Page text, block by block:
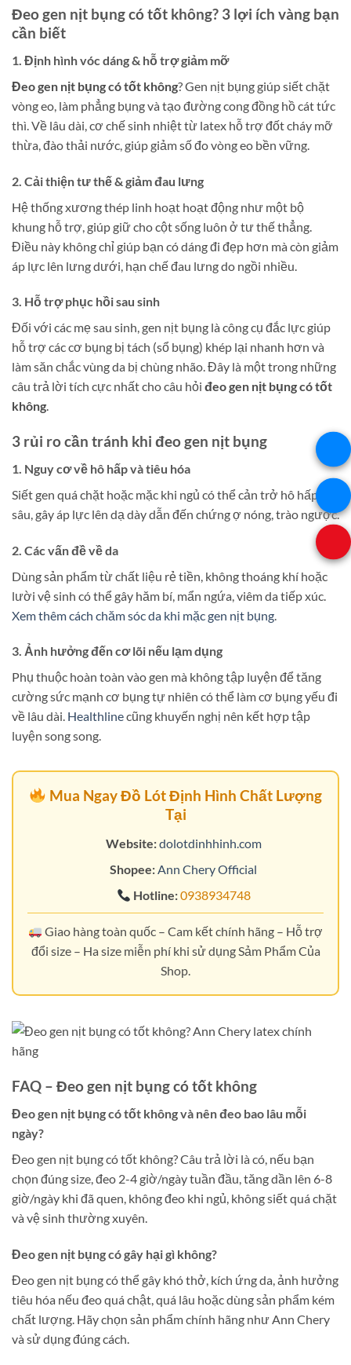
Đeo gen nịt bụng có tốt không? 3 lợi ích vàng bạn
cần biết
1. Định hình vóc dáng & hỗ trợ giảm mỡ
Đeo gen nịt bụng có tốt không? Gen nịt bụng giúp siết chặt
vòng eo, làm phẳng bụng và tạo đường cong đồng hồ cát tức
thì. Về lâu dài, cơ chế sinh nhiệt từ latex hỗ trợ đốt cháy mỡ
thừa, đào thải nước, giúp giảm số đo vòng eo bền vững.
2. Cải thiện tư thế & giảm đau lưng
Hệ thống xương thép linh hoạt hoạt động như một bộ
khung hỗ trợ, giúp giữ cho cột sống luôn ở tư thế thẳng.
Điều này không chỉ giúp bạn có dáng đi đẹp hơn mà còn giảm
áp lực lên lưng dưới, hạn chế đau lưng do ngồi nhiều.
3. Hỗ trợ phục hồi sau sinh
Đối với các mẹ sau sinh, gen nịt bụng là công cụ đắc lực giúp
hỗ trợ các cơ bụng bị tách (sổ bụng) khép lại nhanh hơn và
làm săn chắc vùng da bị chùng nhão. Đây là một trong những
câu trả lời tích cực nhất cho câu hỏi đeo gen nịt bụng có tốt
không.
3 rủi ro cần tránh khi đeo gen nịt bụng
1. Nguy cơ về hô hấp và tiêu hóa
Siết gen quá chặt hoặc mặc khi ngủ có thể cản trở hô hấp
sâu, gây áp lực lên dạ dày dẫn đến chứng ợ nóng, trào ngược.
2. Các vấn đề về da
Dùng sản phẩm từ chất liệu rẻ tiền, không thoáng khí hoặc
lười vệ sinh có thể gây hăm bí, mẩn ngứa, viêm da tiếp xúc.
Xem thêm cách chăm sóc da khi mặc gen nịt bụng
3. Ảnh hưởng đến cơ lõi nếu lạm dụng
Phụ thuộc hoàn toàn vào gen mà không tập luyện để tăng
cường sức mạnh cơ bụng tự nhiên có thể làm cơ bụng yếu đi
về lâu dài. Healthlinecũng khuyến nghị nên kết hợp tập
luyện song song.
Mua Ngay Đồ Lót Định Hình Chất Lượng
Tại
Website:dolotdinhhinh.com
Shopee:Ann Chery Official
Hotline:0938934748
Giao hàng toàn quốc – Cam kết chính hãng – Hỗ trợ
đổi size – Ha size miễn phí khi sử dụng Sảm Phẩm Của
Shop.
FAQ – Đeo gen nịt bụng có tốt không
Đeo gen nịt bụng có tốt không và nên đeo bao lâu mỗi
ngày?
Đeo gen nịt bụng có tốt không? Câu trả lời là có, nếu bạn
chọn đúng size, đeo 2-4 giờ/ngày tuần đầu, tăng dần lên 6-8
giờ/ngày khi đã quen, không đeo khi ngủ, không siết quá chặt
và vệ sinh thường xuyên.
Đeo gen nịt bụng có gây hại gì không?
Đeo gen nịt bụng có thể gây khó thở, kích ứng da, ảnh hưởng
tiêu hóa nếu đeo quá chật, quá lâu hoặc dùng sản phẩm kém
chất lượng. Hãy chọn sản phẩm chính hãng như Ann Chery
và sử dụng đúng cách.